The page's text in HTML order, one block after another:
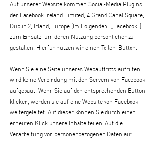
Auf unserer Website kommen Social-Media Plugins
der Facebook Ireland Limited, 4 Grand Canal Square,
Dublin 2, Irland, Europe (Im Folgenden: „Facebook“)
zum Einsatz, um deren Nutzung persönlicher zu
gestalten. Hierfür nutzen wir einen Teilen-Button.
Wenn Sie eine Seite unseres Webauftritts aufrufen,
wird keine Verbindung mit den Servern von Facebook
aufgebaut. Wenn Sie auf den entsprechenden Button
klicken, werden sie auf eine Website von Facebook
weitergeleitet. Auf dieser können Sie durch einen
erneuten Klick unsere Inhalte teilen. Auf die
Verarbeitung von personenbezogenen Daten auf